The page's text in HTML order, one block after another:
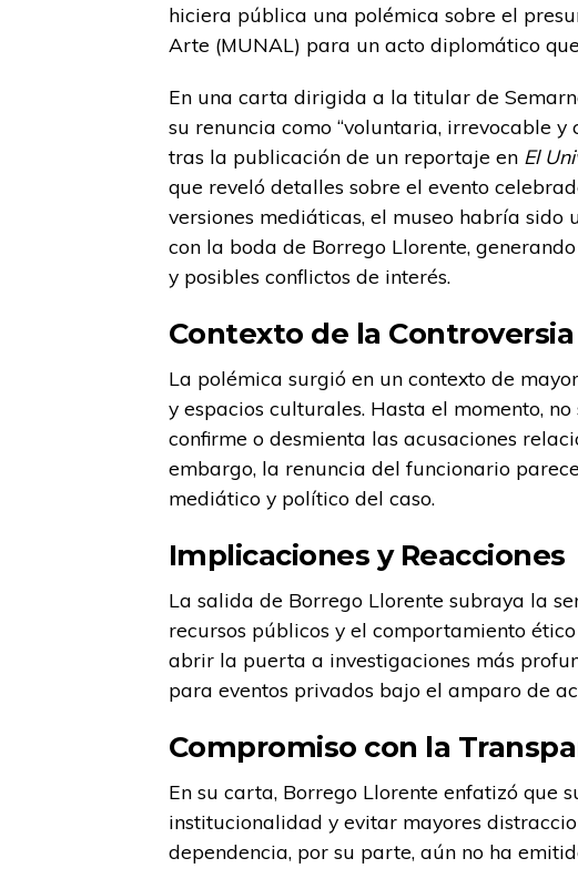
hiciera pública una polémica sobre el
Arte (MUNAL) para un acto diplomático
En una carta dirigida a la titular de
su renuncia como “voluntaria, irrevocable y
tras la publicación de un reportaje en El
que reveló detalles sobre el evento
versiones mediáticas, el museo habría
con la boda de Borrego Llorente,
y posibles conflictos de interés.
Contexto de la Controversia
La polémica surgió en un contexto de
y espacios culturales. Hasta el momento,
confirme o desmienta las acusaciones
embargo, la renuncia del funcionario
mediático y político del caso.
Implicaciones y Reacciones
La salida de Borrego Llorente subraya la
recursos públicos y el comportamiento
abrir la puerta a investigaciones más
para eventos privados bajo el amparo de
Compromiso con la
En su carta, Borrego Llorente enfatizó que
institucionalidad y evitar mayores
dependencia, por su parte, aún no ha